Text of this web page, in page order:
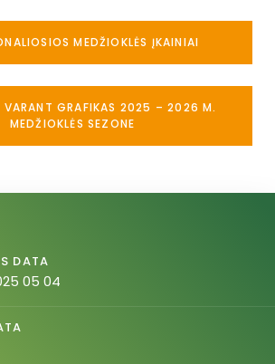
MEDŽIOKLĖS ĮKAINIAI
VARANT GRAFIKAS 2025 – 2026 M.
MEDŽIOKLĖS SEZONE
DATA
05 04